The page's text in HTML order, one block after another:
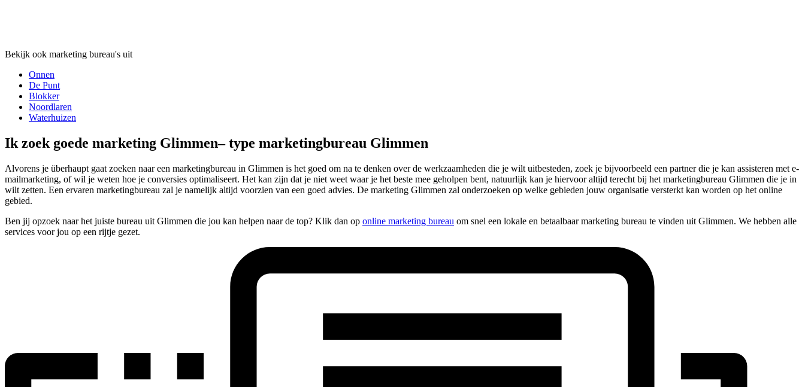
Bekijk ook marketing bureau's uit
Onnen
De Punt
Blokker
Noordlaren
Waterhuizen
Ik zoek goede marketing Glimmen– type marketingbureau Glimmen
Alvorens je überhaupt gaat zoeken naar een marketingbureau in Glimmen is het goed om na te denken over de werkzaamheden die je wilt uitbesteden, zoek je bijvoorbeeld een partner die je kan assisteren met e-
mailmarketing, of wil je weten hoe je conversies optimaliseert. Het kan zijn dat je niet weet waar je het beste mee geholpen bent, natuurlijk kan je hiervoor altijd terecht bij het marketingbureau Glimmen die je in
wilt zetten. Een ervaren marketingbureau zal je namelijk altijd voorzien van een goed advies. De marketing Glimmen zal onderzoeken op welke gebieden jouw organisatie versterkt kan worden op het online
gebied.
Ben jij opzoek naar het juiste bureau uit Glimmen die jou kan helpen naar de top? Klik dan op online marketing bureau om snel een lokale en betaalbaar marketing bureau te vinden uit Glimmen. We hebben alle
services voor jou op een rijtje gezet.